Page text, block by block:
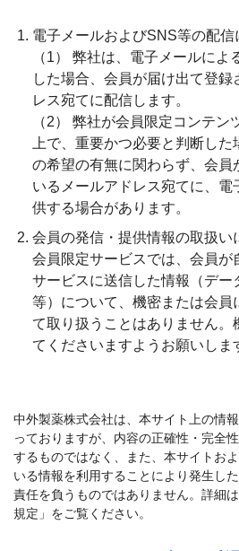
電子メールおよびSNS等の配信
（1） 弊社は、電子メールに
した場合、会員が届け出て登録
レス宛てに配信します。
（2） 弊社が会員限定コンテン
上で、重要かつ必要と判断し
の希望の有無に関わらず、会員
いるメールアドレス宛てに、電
供する場合があります。
会員の発信・提供情報の取扱い
会員限定サービスでは、会員が
サービスに送信した情報（デー
等）について、機密または会員
て取り扱うことはありません。
てくださいますようお願いしま
中外製薬株式会社は、本サイト上の情
っておりますが、内容の正確性・完全
するものではなく、また、本サイトお
いる情報を利用することにより発生し
責任を負うものではありません。詳細
規定」をご覧ください。